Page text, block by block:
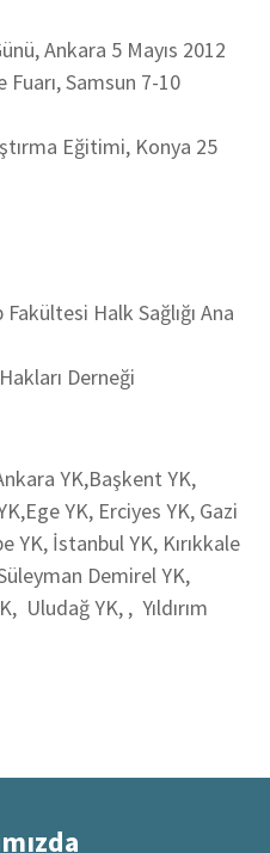
Ankara 5 Mayıs 2012
Fuarı, Samsun 7-10
Eğitimi, Konya 25
Halk Sağlığı Ana
Derneği
YK,Başkent YK,
YK, Erciyes YK, Gazi
YK, İstanbul YK, Kırıkkale
Demirel YK,
Uludağ YK, , Yıldırım